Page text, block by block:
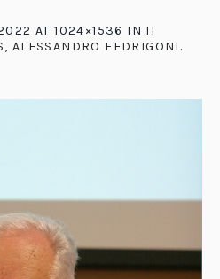
AT 1024×1536 IN II
ALESSANDRO FEDRIGONI .